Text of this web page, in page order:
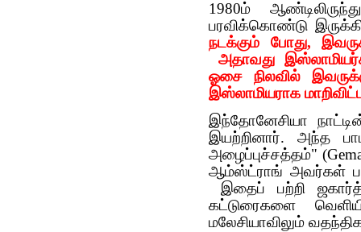
1980ம்
பரவிக்கொண்டு
நடக்கும் போது,
அதாவது
ஓசை நிலவில்
இஸ்லாமியராக
இந்தோனேசியா
இயற்றினார். அந்த
அழைப்புச்சத்தம்"
ஆம்ஸ்ட்ராங் அவர்கள்
இதைப் பற்றி
கட்டுரைகளை
மலேசியாவிலும்